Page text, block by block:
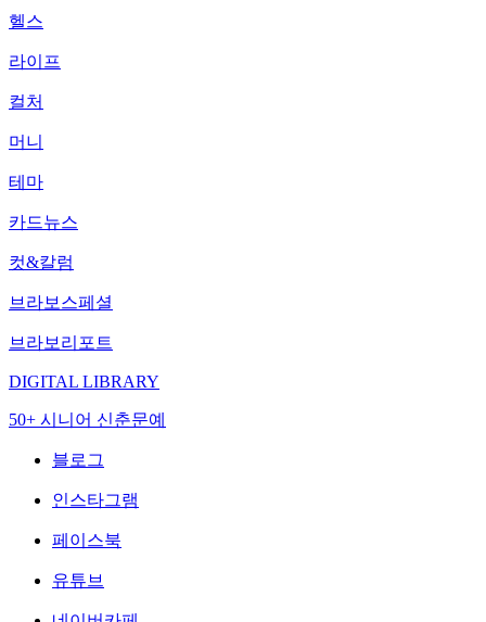
헬스
라이프
컬처
머니
테마
카드뉴스
컷&칼럼
브라보스페셜
브라보리포트
DIGITAL LIBRARY
50+ 시니어 신춘문예
블로그
인스타그램
페이스북
유튜브